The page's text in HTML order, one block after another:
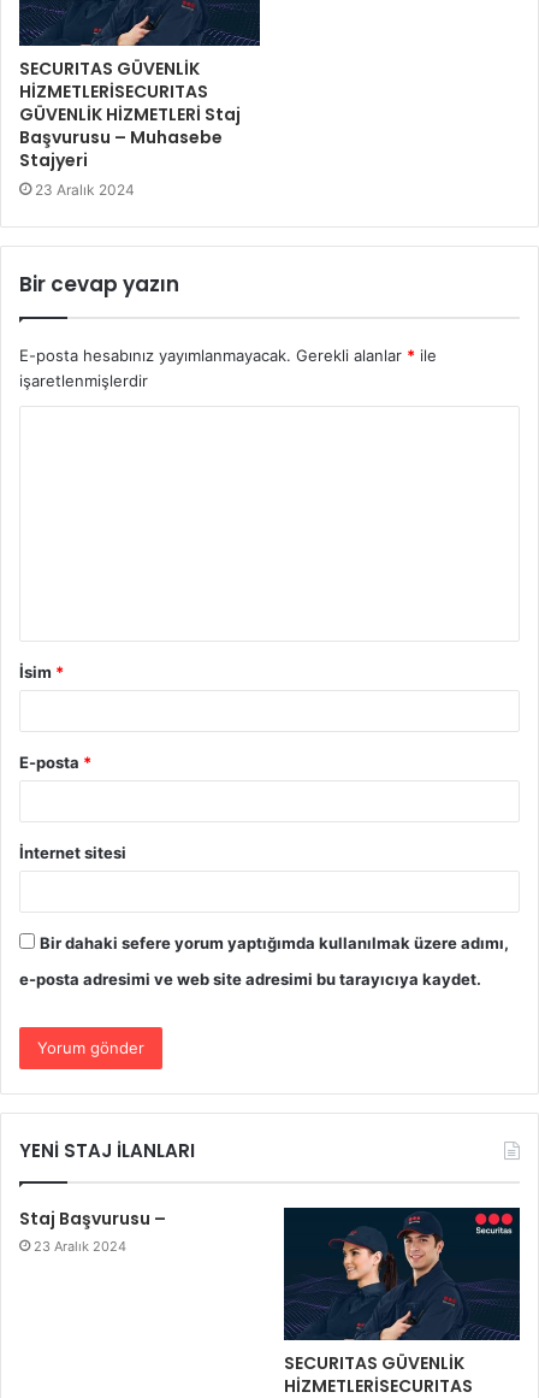
SECURITAS GÜVENLİK
HİZMETLERİSECURITAS
GÜVENLİK HİZMETLERİ Staj
Başvurusu – Muhasebe
Stajyeri
23 Aralık 2024
Bir cevap yazın
E-posta hesabınız yayımlanmayacak. Gerekli alanlar * ile
işaretlenmişlerdir
İsim *
E-posta *
İnternet sitesi
Bir dahaki sefere yorum yaptığımda kullanılmak üzere adımı,
e-posta adresimi ve web site adresimi bu tarayıcıya kaydet.
YENİ STAJ İLANLARI
Staj Başvurusu –
23 Aralık 2024
SECURITAS GÜVENLİK
HİZMETLERİSECURITAS